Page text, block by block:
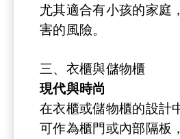
尤其適合有小孩的家庭
害的風險。
三、衣櫃與儲物櫃
現代與時尚
在衣櫃或儲物櫃的設計
可作為櫃門或內部隔板